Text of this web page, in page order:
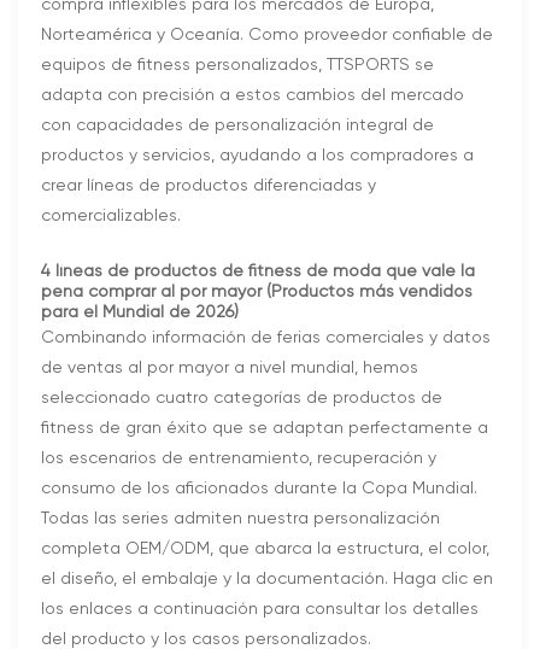
compra inflexibles para los mercados de Europa,
Norteamérica y Oceanía. Como proveedor confiable de
equipos de fitness personalizados, TTSPORTS se
adapta con precisión a estos cambios del mercado
con capacidades de personalización integral de
productos y servicios, ayudando a los compradores a
crear líneas de productos diferenciadas y
comercializables.
4 líneas de productos de fitness de moda que vale la
pena comprar al por mayor (Productos más vendidos
para el Mundial de 2026)
Combinando información de ferias comerciales y datos
de ventas al por mayor a nivel mundial, hemos
seleccionado cuatro categorías de productos de
fitness de gran éxito que se adaptan perfectamente a
los escenarios de entrenamiento, recuperación y
consumo de los aficionados durante la Copa Mundial.
Todas las series admiten nuestra personalización
completa OEM/ODM, que abarca la estructura, el color,
el diseño, el embalaje y la documentación. Haga clic en
los enlaces a continuación para consultar los detalles
del producto y los casos personalizados.